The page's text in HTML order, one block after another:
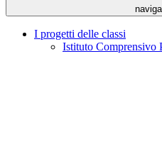
I progetti delle classi
Istituto Comprensivo